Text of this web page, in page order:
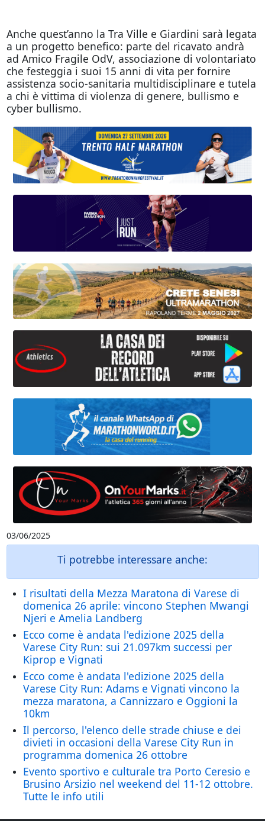
Anche quest’anno la Tra Ville e Giardini sarà legata
a un progetto benefico: parte del ricavato andrà
ad Amico Fragile OdV, associazione di volontariato
che festeggia i suoi 15 anni di vita per fornire
assistenza socio-sanitaria multidisciplinare e tutela
a chi è vittima di violenza di genere, bullismo e
cyber bullismo.
03/06/2025
Ti potrebbe interessare anche:
I risultati della Mezza Maratona di Varese di
domenica 26 aprile: vincono Stephen Mwangi
Njeri e Amelia Landberg
Ecco come è andata l'edizione 2025 della
Varese City Run: sui 21.097km successi per
Kiprop e Vignati
Ecco come è andata l'edizione 2025 della
Varese City Run: Adams e Vignati vincono la
mezza maratona, a Cannizzaro e Oggioni la
10km
Il percorso, l'elenco delle strade chiuse e dei
divieti in occasioni della Varese City Run in
programma domenica 26 ottobre
Evento sportivo e culturale tra Porto Ceresio e
Brusino Arsizio nel weekend del 11-12 ottobre.
Tutte le info utili